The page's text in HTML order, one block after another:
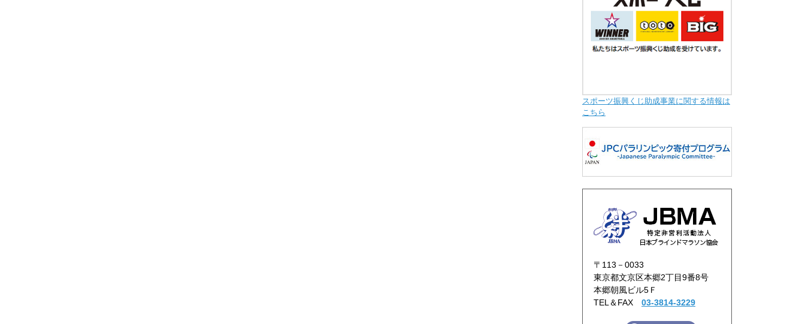
スポーツ振興くじ助成事業に関する情報は
こちら
〒113－0033
東京都文京区本郷2丁目9番8号
本郷朝風ビル5Ｆ
TEL＆FAX 03-3814-3229